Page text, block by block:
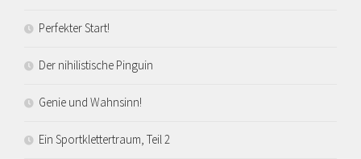
Perfekter Start!
Der nihilistische Pinguin
Genie und Wahnsinn!
Ein Sportklettertraum, Teil 2